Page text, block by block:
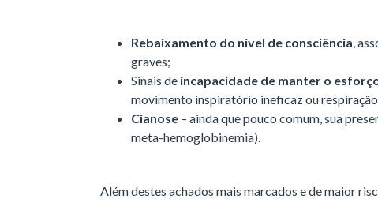
Rebaixamento do nível de consciência,
graves;
Sinais de incapacidade de manter o
movimento inspiratório ineficaz ou
Cianose – ainda que pouco comum, sua
meta-hemoglobinemia).
Além destes achados mais marcados e de maior